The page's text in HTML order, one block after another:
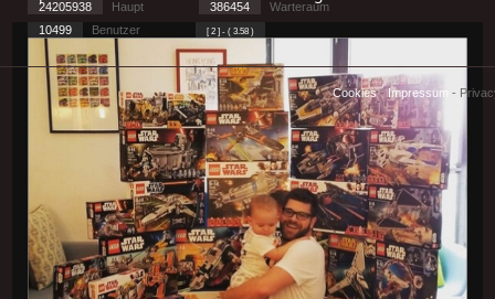
24205938 Haupt 386454
Warteraum
10499
Benutzer [ 2 ] - ( 3.58 )
Cookies-Impressum -